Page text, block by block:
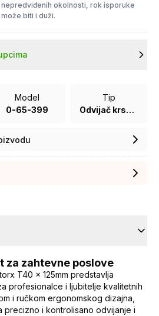
nepredviđenih okolnosti, rok isporuke
može biti i duži.
Model
0-65-399
Tip
Odvijač krstasti
za zahtevne poslove
T40 x 125mm predstavlja
profesionalce i ljubitelje kvalitetnih
i ručkom ergonomskog dizajna,
precizno i kontrolisano odvijanje i